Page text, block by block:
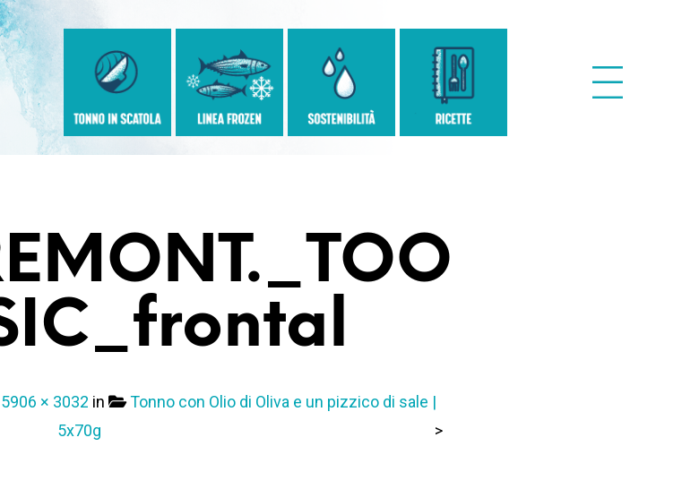
5906 × 3032 in
Tonno con Olio di Oliva e un pizzico di sale |
5x70g
>